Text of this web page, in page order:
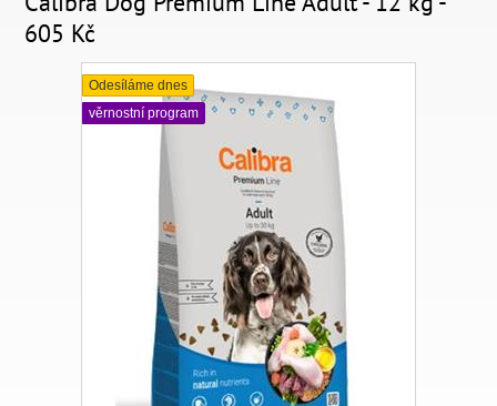
605 Kč
Odesíláme dnes
věrnostní program